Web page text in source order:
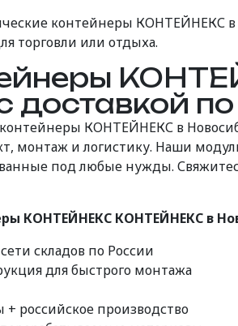
контейнеры КОНТЕЙНЕКС
торговли или отдыха.
доставкой
контейнеры КОНТЕЙНЕКС в
монтаж и логистику. Наши
под любые нужды.
КОНТЕЙНЕКС КОНТЕЙНЕКС в
складов по России
для быстрого монтажа
+ российское производство